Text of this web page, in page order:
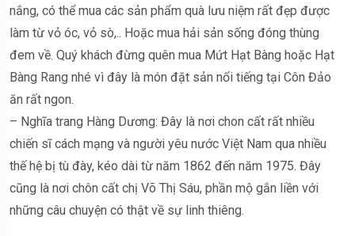
nắng, có thể mua các sản phẩm quà lưu niệm rất đẹp được
làm từ vỏ óc, vỏ sò,.. Hoặc mua hải sản sống đóng thùng
đem về. Quý khách đừng quên mua Mứt Hạt Bàng hoặc Hạt
Bàng Rang nhé vì đây là món đặt sản nổi tiếng tại Côn Đảo
ăn rất ngon.
– Nghĩa trang Hàng Dương: Đây là nơi chon cất rất nhiều
chiến sĩ cách mạng và người yêu nước Việt Nam qua nhiều
thế hệ bị tù đày, kéo dài từ năm 1862 đến năm 1975. Đây
cũng là nơi chôn cất chị Võ Thị Sáu, phần mộ gắn liền với
những câu chuyện có thật về sự linh thiêng.